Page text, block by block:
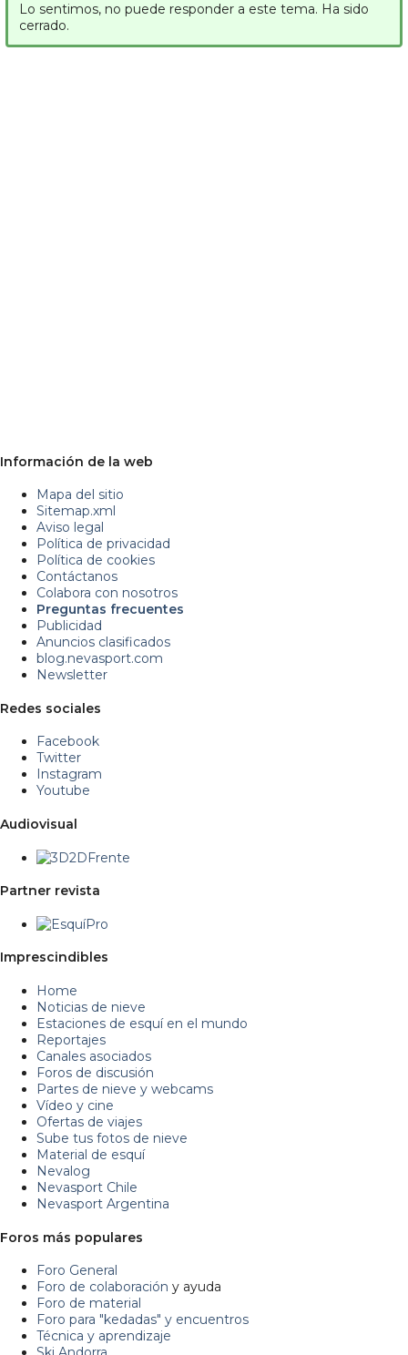
Lo sentimos, no puede responder a este tema. Ha sido
cerrado.
Información de la web
Mapa del sitio
Sitemap.xml
Aviso legal
Política de privacidad
Política de cookies
Contáctanos
Colabora con nosotros
Preguntas frecuentes
Publicidad
Anuncios clasificados
blog.nevasport.com
Newsletter
Redes sociales
Facebook
Twitter
Instagram
Youtube
Audiovisual
Partner revista
Imprescindibles
Home
Noticias de nieve
Estaciones de esquí en el mundo
Reportajes
Canales asociados
Foros de discusión
Partes de nieve y webcams
Vídeo y cine
Ofertas de viajes
Sube tus fotos de nieve
Material de esquí
Nevalog
Nevasport Chile
Nevasport Argentina
Foros más populares
Foro General
Foro de colaboración y ayuda
Foro de material
Foro para "kedadas" y encuentros
Técnica y aprendizaje